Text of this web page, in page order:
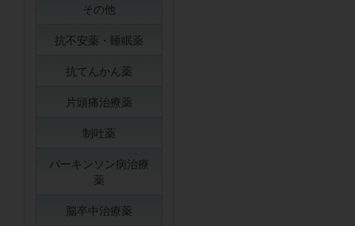
その他
抗不安薬・睡眠薬
抗てんかん薬
片頭痛治療薬
制吐薬
パーキンソン病治療
薬
脳卒中治療薬